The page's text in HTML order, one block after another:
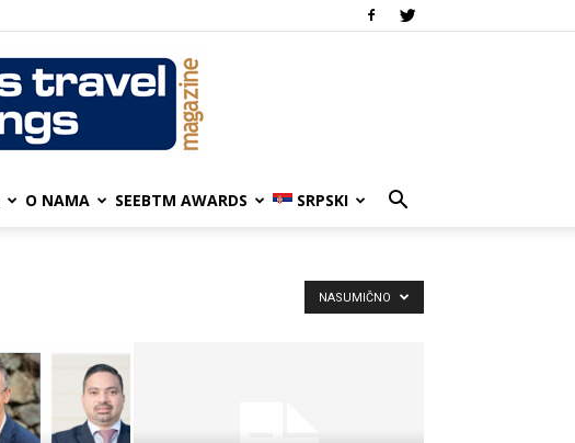
О NAMA SEEBTM AWARDS SRPSKI
NASUMIČNO